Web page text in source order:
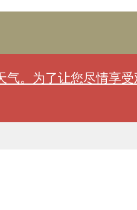
气。为了让您尽情享